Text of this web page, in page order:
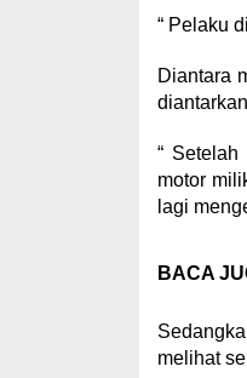
“ Pelaku
Diantara
“
motor
lagi
BACA
melihat